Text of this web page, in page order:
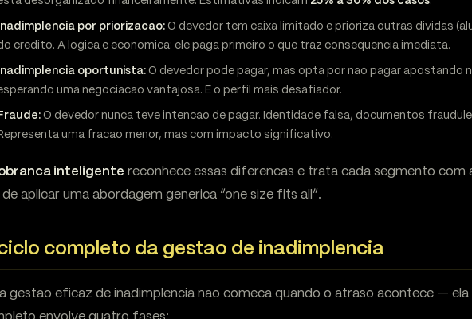
Inadimplencia por priorizacao: O devedor tem caixa limitado e prioriza outras dividas
credito. A logica e economica: ele paga primeiro o que traz consequencia imediata.
Inadimplencia oportunista: O devedor pode pagar, mas opta por nao pagar apostando
uma negociacao vantajosa. E o perfil mais desafiador.
O devedor nunca teve intencao de pagar. Identidade falsa, documentos
uma fracao menor, mas com impacto significativo.
inteligente reconhece essas diferencas e trata cada segmento com
aplicar uma abordagem generica “one size fits all”.
completo da gestao de inadimplencia
gestao eficaz de inadimplencia nao comeca quando o atraso acontece —